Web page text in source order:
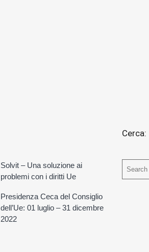
Solvit – Una soluzione ai
problemi con i diritti Ue
Presidenza Ceca del Consiglio
dell’Ue: 01 luglio – 31 dicembre
2022
Cerca: